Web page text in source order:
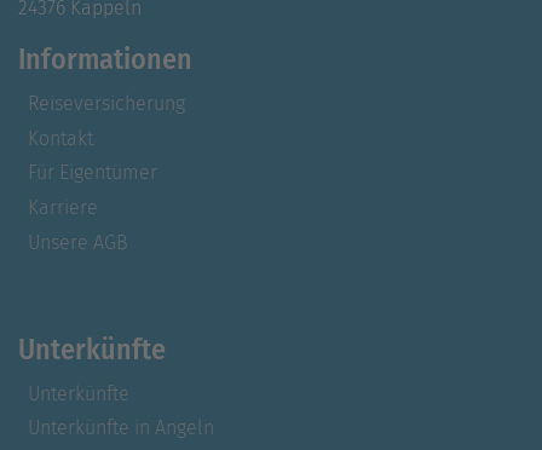
24376 Kappeln
Informationen
Reiseversicherung
Kontakt
Für Eigentümer
Karriere
Unsere AGB
Unterkünfte
Unterkünfte
Unterkünfte in Angeln